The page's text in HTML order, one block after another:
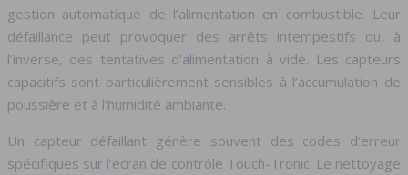
gestion automatique de l’alimentation en combustible. Leur
défaillance peut provoquer des arrêts intempestifs ou, à
l’inverse, des tentatives d’alimentation à vide. Les capteurs
capacitifs sont particulièrement sensibles à l’accumulation de
poussière et à l’humidité ambiante.
Un capteur défaillant génère souvent des codes d’erreur
spécifiques sur l’écran de contrôle Touch-Tronic. Le nettoyage